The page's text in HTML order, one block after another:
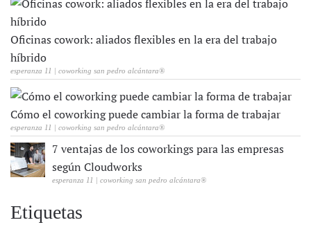
Oficinas cowork: aliados flexibles en la era del trabajo
híbrido
esperanza 11 | coworking san pedro alcántara®
Cómo el coworking puede cambiar la forma de trabajar
esperanza 11 | coworking san pedro alcántara®
7 ventajas de los coworkings para las empresas
según Cloudworks
esperanza 11 | coworking san pedro alcántara®
Etiquetas